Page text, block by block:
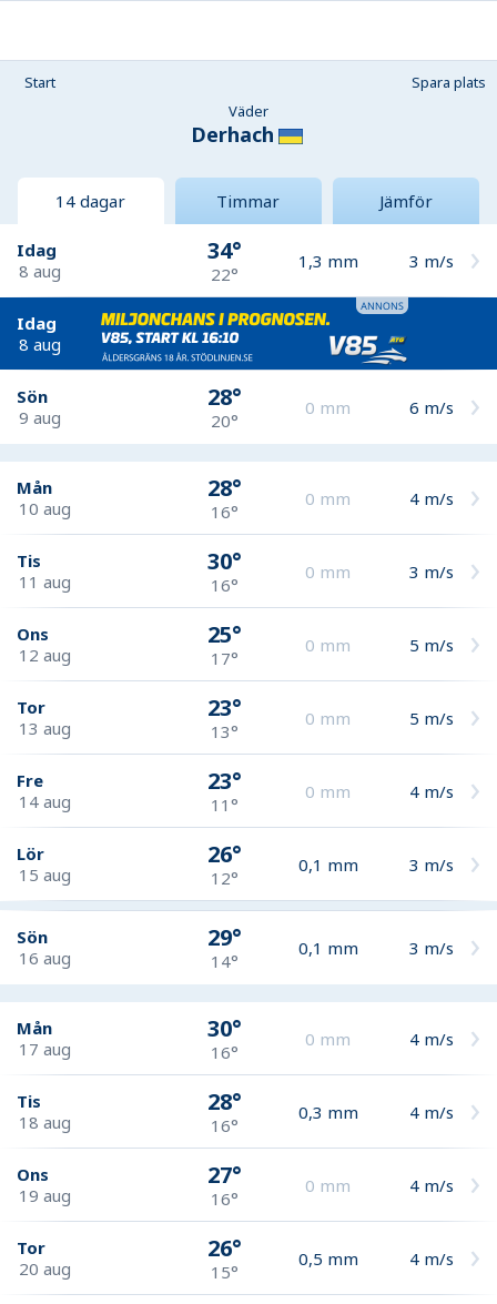
Start
Spara plats
Väder
Derhach
14 dagar Timmar Jämför
Idag
8 aug
34°
22°
1,3 mm 3 m/s
Idag
8 aug
Sön
9 aug
28°
20°
0 mm 6 m/s
Mån
10 aug
28°
16°
0 mm 4 m/s
Tis
11 aug
30°
16°
0 mm 3 m/s
Ons
12 aug
25°
17°
0 mm 5 m/s
Tor
13 aug
23°
13°
0 mm 5 m/s
Fre
14 aug
23°
11°
0 mm 4 m/s
Lör
15 aug
26°
12°
0,1 mm 3 m/s
Sön
16 aug
29°
14°
0,1 mm 3 m/s
Mån
17 aug
30°
16°
0 mm 4 m/s
Tis
18 aug
28°
16°
0,3 mm 4 m/s
Ons
19 aug
27°
16°
0 mm 4 m/s
Tor
20 aug
26°
15°
0,5 mm 4 m/s